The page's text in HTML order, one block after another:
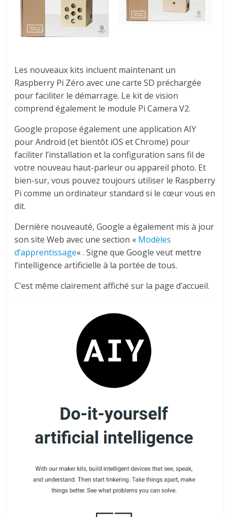
Les nouveaux kits incluent maintenant un
Raspberry Pi Zéro avec une carte SD préchargée
pour faciliter le démarrage. Le kit de vision
comprend également le module Pi Camera V2.
Google propose également une application AIY
pour Android (et bientôt iOS et Chrome) pour
faciliter l’installation et la configuration sans fil de
votre nouveau haut-parleur ou appareil photo. Et
bien-sur, vous pouvez toujours utiliser le Raspberry
Pi comme un ordinateur standard si le cœur vous en
dit.
Dernière nouveauté,Google a également mis à jour
son site Web avec une section « Modèles
d’apprentissage« . Signe que Google veut mettre
l’intelligence artificielle à la portée de tous.
C’est même clairement affiché sur la page d’accueil.